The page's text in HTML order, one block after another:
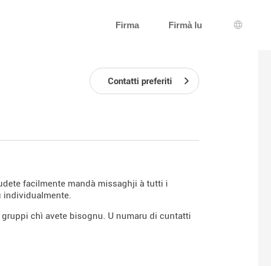
Firma Firmà lu
Contatti preferiti
facilmente mandà missaghji à tutti i
individualmente.
chì avete bisognu. U numaru di cuntatti